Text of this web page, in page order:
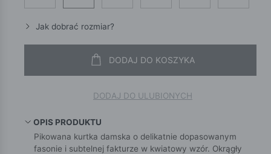
Jak dobrać rozmiar?
DODAJ DO KOSZYKA
DODAJ DO ULUBIONYCH
OPIS PRODUKTU
Pikowana kurtka damska o delikatnie dopasowanym
fasonie i subtelnej fakturze w kwiatowy wzór. Okrągły